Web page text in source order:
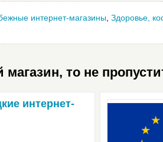
интернет-магазины Здоровье,
то не
интернет-